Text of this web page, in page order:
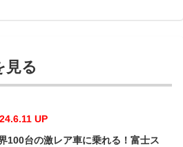
見る
UP
100台の激レア車に乗れる！富士ス